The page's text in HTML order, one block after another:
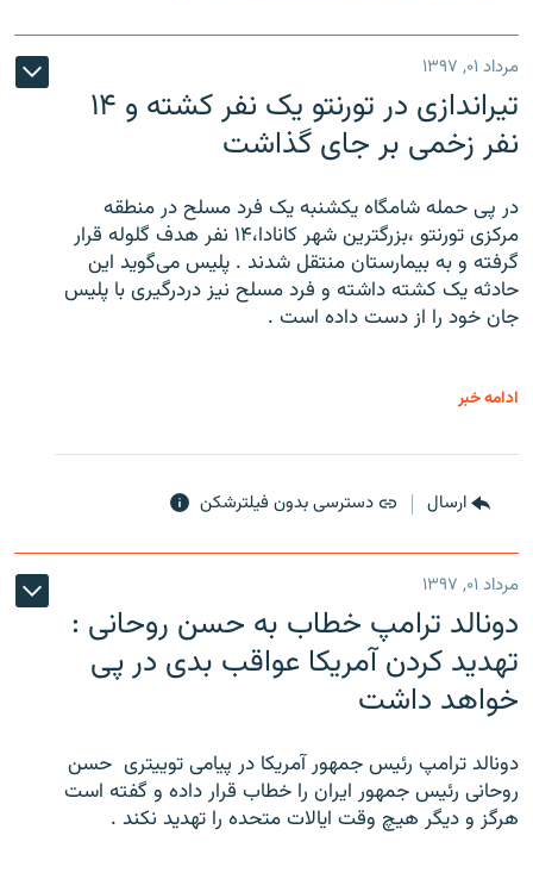
مرداد ۰۱, ۱۳۹۷
تیراندازی در تورنتو یک نفر کشته و ۱۴
نفر زخمی بر جای گذاشت
در پی حمله شامگاه یکشنبه یک فرد مسلح در منطقه
مرکزی تورنتو ،‌بزرگترین شهر کانادا،۱۴ نفر هدف گلوله قرار
گرفته و به بیمارستان منتقل شدند . پلیس می‌گوید این
حادثه یک کشته داشته و فرد مسلح نیز دردرگیری با پلیس
جان خود را از دست داده است .
ادامه خبر
ارسال دسترسی بدون فیلترشکن
مرداد ۰۱, ۱۳۹۷
دونالد ترامپ خطاب به حسن روحانی :
تهدید کردن آمریکا عواقب بدی در پی
خواهد داشت
دونالد ترامپ رئیس جمهور آمریکا در پیامی توییتری ‌ حسن
روحانی رئیس جمهور ایران را خطاب قرار داده و گفته است
هرگز و دیگر هیچ وقت ایالات متحده را تهدید نکند .